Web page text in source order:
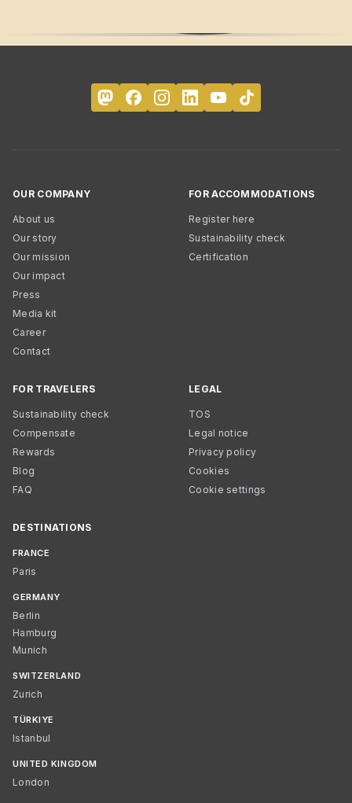
OUR COMPANY
About us
Our story
Our mission
Our impact
Press
Media kit
Career
Contact
FOR ACCOMMODATIONS
Register here
Sustainability check
Certification
FOR TRAVELERS
Sustainability check
Compensate
Rewards
Blog
FAQ
LEGAL
TOS
Legal notice
Privacy policy
Cookies
Cookie settings
DESTINATIONS
FRANCE
Paris
GERMANY
Berlin
Hamburg
Munich
SWITZERLAND
Zurich
TÜRKIYE
Istanbul
UNITED KINGDOM
London